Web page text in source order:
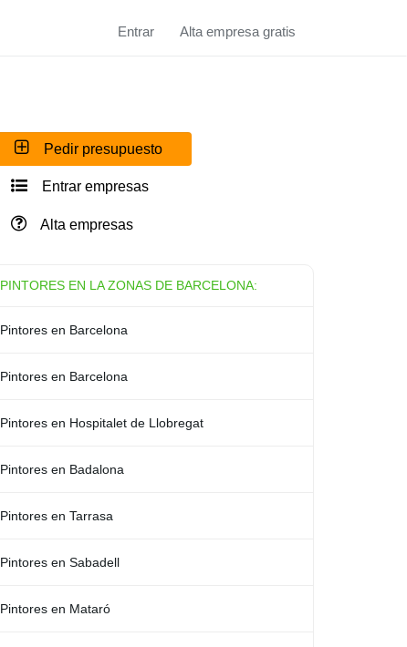
Entrar Alta empresa gratis
Pedir presupuesto
Entrar empresas
Alta empresas
PINTORES EN LA ZONAS DE BARCELONA:
Pintores en Barcelona
Pintores en Barcelona
Pintores en Hospitalet de Llobregat
Pintores en Badalona
Pintores en Tarrasa
Pintores en Sabadell
Pintores en Mataró